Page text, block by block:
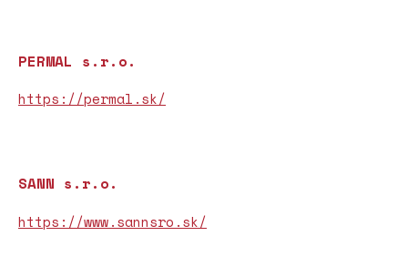
PERMAL s.r.o.
https://permal.sk/
SANN s.r.o.
https://www.sannsro.sk/